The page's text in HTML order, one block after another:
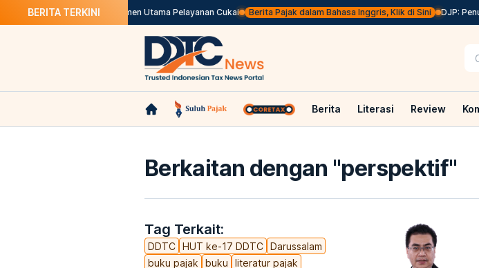
BERITA TERKINI
Listrik Mengenal Dokumen Utama Pelayanan Cukai Berita Pajak dalam Bahasa Inggris, Klik di Sini DJP:
Berita Literasi Review
Berkaitan dengan "perspektif"
Tag Terkait:
DDTC HUT ke-17 DDTC Darussalam
buku pajak
buku literatur pajak